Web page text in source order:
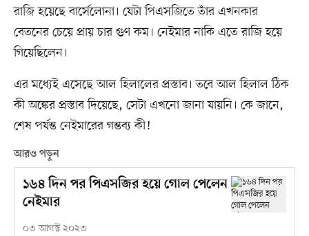
রাজি হয়েছে বার্সেলোনা। যেটা পিএসজিতে তাঁর এখনকার
বেতনের চেয়ে প্রায় চার গুণ কম। নেইমার নাকি এতে রাজি হয়ে
গিয়েছিলেন।
এর মধ্যেই এসেছে আল হিলালের প্রস্তাব। তবে আল হিলাল ঠিক
কী অঙ্কের প্রস্তাব দিয়েছে, সেটা এখনো জানা যায়নি। কে জানে,
শেষ পর্যন্ত নেইমারের গন্তব্য কী!
আরও পড়ুন
১৬৪ দিন পর পিএসজির হয়ে গোল পেলেন
নেইমার
০৩ আগস্ট ২০২৩